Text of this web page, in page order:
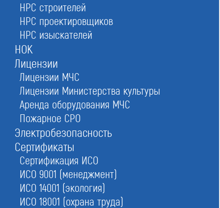
НРС строителей
НРС проектировщиков
НРС изыскателей
НОК
Лицензии
Лицензии МЧС
Лицензии Министерства культуры
Аренда оборудования МЧС
Пожарное СРО
Электробезопасность
Сертификаты
Сертификация ИСО
ИСО 9001 (менеджмент)
ИСО 14001 (экология)
ИСО 18001 (охрана труда)
Оставьте заявку прямо сейчас
Заказать консультацию
При отправке данной формы вы соглашаетесь с политикой о предоставлении
персональных данных.
Рейтинг 4/5
№99 в Российской федерации
№136 в Московской области
№124 в Москве